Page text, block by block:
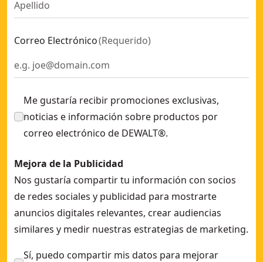
Correo Electrónico(Requerido)
Me gustaría recibir promociones exclusivas,
noticias e información sobre productos por
correo electrónico de DEWALT®.
Mejora de la Publicidad
Nos gustaría compartir tu información con socios
de redes sociales y publicidad para mostrarte
anuncios digitales relevantes, crear audiencias
similares y medir nuestras estrategias de marketing.
Sí, puedo compartir mis datos para mejorar